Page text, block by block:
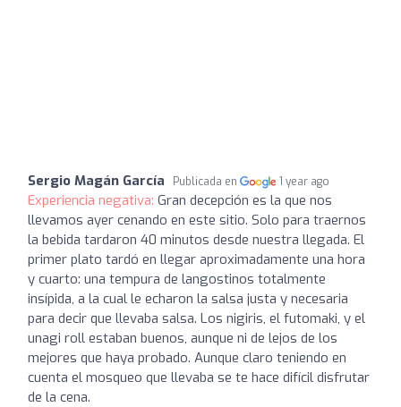
Sergio Magán García Publicada en 1 year ago
Experiencia negativa: Gran decepción es la que nos
llevamos ayer cenando en este sitio. Solo para traernos
la bebida tardaron 40 minutos desde nuestra llegada. El
primer plato tardó en llegar aproximadamente una hora
y cuarto: una tempura de langostinos totalmente
insípida, a la cual le echaron la salsa justa y necesaria
para decir que llevaba salsa. Los nigiris, el futomaki, y el
unagi roll estaban buenos, aunque ni de lejos de los
mejores que haya probado. Aunque claro teniendo en
cuenta el mosqueo que llevaba se te hace difícil disfrutar
de la cena.